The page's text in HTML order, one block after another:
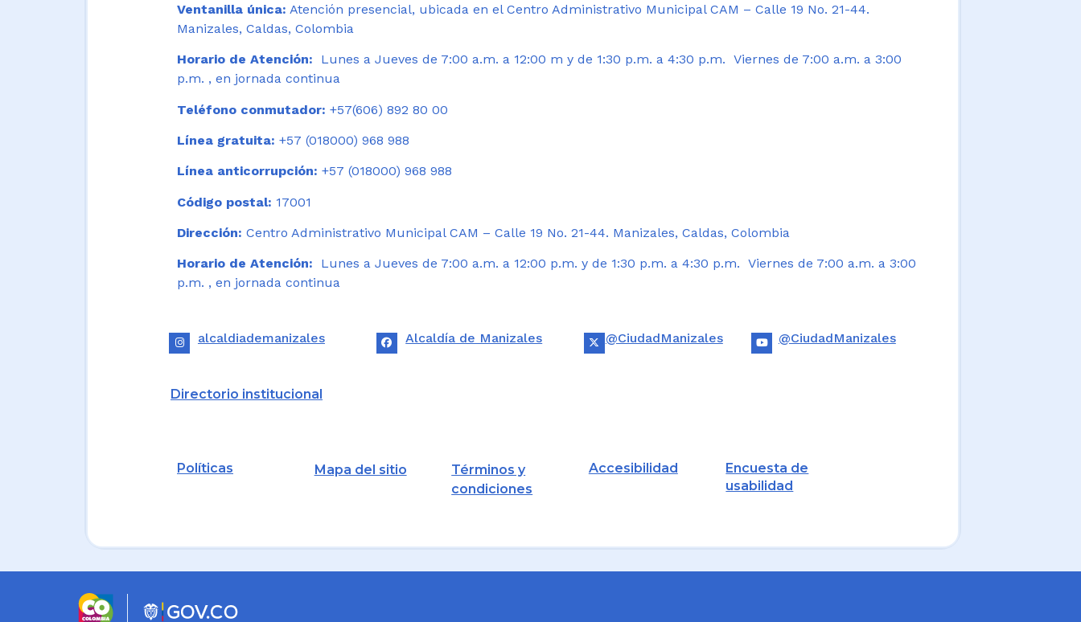
Ventanilla única: Atención presencial, ubicada en el Centro Administrativo Municipal CAM – Calle 19 No. 21-44.
Manizales, Caldas, Colombia
Horario de Atención:
Lunes a Jueves de 7:00 a.m. a 12:00 m y de 1:30 p.m. a 4:30 p.m. Viernes de 7:00 a.m. a 3:00
p.m. , en jornada continua
Teléfono conmutador: +57(606) 892 80 00
Línea gratuita: +57 (018000) 968 988
Línea anticorrupción: +57 (018000) 968 988
Código postal: 17001
Dirección: Centro Administrativo Municipal CAM – Calle 19 No. 21-44. Manizales, Caldas, Colombia
Horario de Atención: Lunes a Jueves de 7:00 a.m. a 12:00 p.m. y de 1:30 p.m. a 4:30 p.m. Viernes de 7:00 a.m. a 3:00
p.m. , en jornada continua
alcaldiademanizales Alcaldía de Manizales @CiudadManizales @CiudadManizales
Directorio institucional
Políticas Mapa del sitio
Términos y
condiciones
Accesibilidad
Encuesta de
usabilidad